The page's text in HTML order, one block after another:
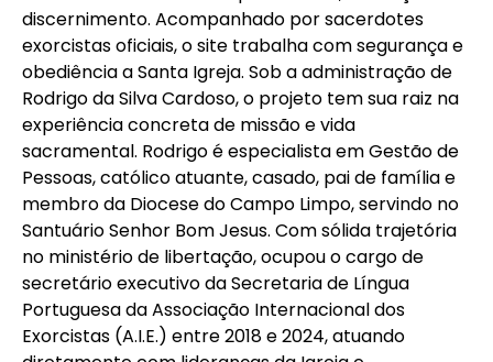
discernimento. Acompanhado por sacerdotes
exorcistas oficiais, o site trabalha com segurança e
obediência a Santa Igreja. Sob a administração de
Rodrigo da Silva Cardoso, o projeto tem sua raiz na
experiência concreta de missão e vida
sacramental. Rodrigo é especialista em Gestão de
Pessoas, católico atuante, casado, pai de família e
membro da Diocese do Campo Limpo, servindo no
Santuário Senhor Bom Jesus. Com sólida trajetória
no ministério de libertação, ocupou o cargo de
secretário executivo da Secretaria de Língua
Portuguesa da Associação Internacional dos
Exorcistas (A.I.E.) entre 2018 e 2024, atuando